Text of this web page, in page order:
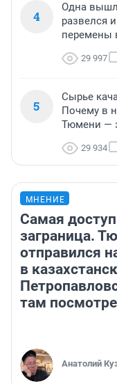
4
Одна
развелся
перемены
29 997
5
Сырье
Почему в
Тюмени —
29 934
МНЕНИЕ
Самая
заграница.
отправился
в
там
Анатолий